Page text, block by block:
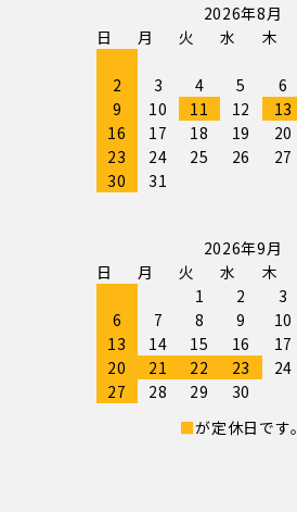
2026年8月
日
月 火 水 木
2
3 4 5 6
9
10 11 12 13
16
17 18 19 20
23
24 25 26 27
30
31
2026年9月
日
月 火 水 木
1
2 3
6
7 8 9 10
13
14 15 16 17
20
21 22 23 24
27
28 29
30
■が定休日です。